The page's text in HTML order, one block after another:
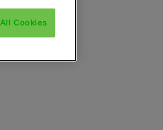
Cookies